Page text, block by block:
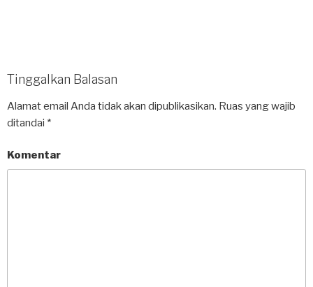
Tinggalkan Balasan
Alamat email Anda tidak akan dipublikasikan. Ruas yang wajib
ditandai *
Komentar